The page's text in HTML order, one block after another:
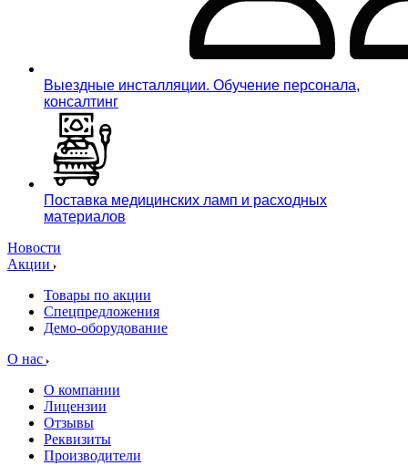
Выездные инсталляции. Обучение персонала,
консалтинг
Поставка медицинских ламп и расходных
материалов
Новости
Акции
Товары по акции
Спецпредложения
Демо-оборудование
О нас
О компании
Лицензии
Отзывы
Реквизиты
Производители